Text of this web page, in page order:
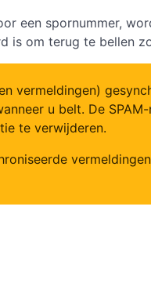
een spornummer,
om terug te bellen
vermeldingen)
u belt. De
te verwijderen.